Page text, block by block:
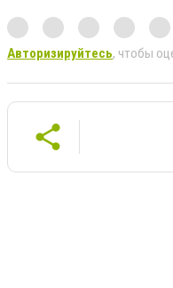
Авторизируйтесь, чтобы